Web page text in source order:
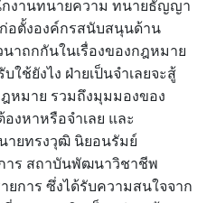
งานทนายความ ทนายธัญญา
อตั้งองค์กรสนับสนุนด้าน
นาถกกันในเรื่องของกฎหมาย
ใช้ยังไง ฝ่ายเป็นจำเลยจะสู้
หมาย รวมถึงมุมมองของ
งหาหรือจำเลย และ
ายทรงวุฒิ นิยอนรัมย์
าร สถาบันพัฒนาวิชาชีพ
ยการ ซึ่งได้รับความสนใจจาก